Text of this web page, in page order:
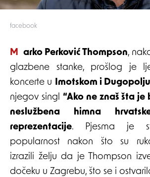
facebook
Marko Perković Thompson,
glazbene stanke, prošlog je
koncerte u
Imotskom i Dugopolju
njegov singl “Ako ne znaš šta je
neslužbena himna
reprezentacije. Pjesma je
popularnost nakon što su
izrazili želju da je Thompson
dočeku u Zagrebu, što se i